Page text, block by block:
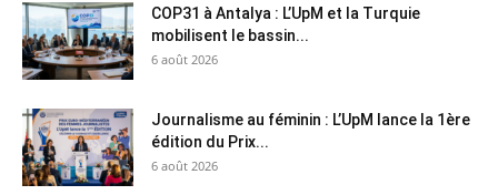
COP31 à Antalya : L’UpM et la Turquie
mobilisent le bassin...
6 août 2026
Journalisme au féminin : L’UpM lance la 1ère
édition du Prix...
6 août 2026